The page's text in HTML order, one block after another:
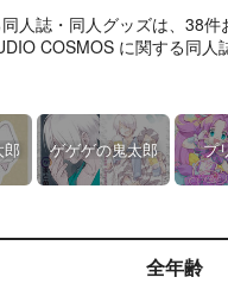
人誌・同人グッズは、38
COSMOS に関する同
郎 ゲゲゲの鬼太郎 プ
全年齢